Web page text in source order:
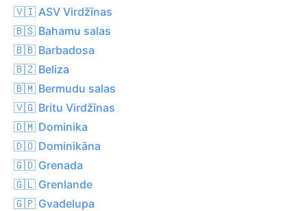
🇻🇮 ASV Virdžīnas
🇧🇸 Bahamu salas
🇧🇧 Barbadosa
🇧🇿 Beliza
🇧🇲 Bermudu salas
🇻🇬 Britu Virdžīnas
🇩🇲 Dominika
🇩🇴 Dominikāna
🇬🇩 Grenada
🇬🇱 Grenlande
🇬🇵 Gvadelupa